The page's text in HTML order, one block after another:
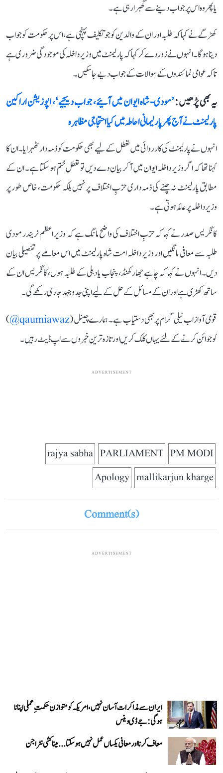
یا پھر وہ اس پر جواب دینے سے گھبرا رہی ہے۔
کھڑگے نے کہا کہ طلبہ اور ان کے والدین کو جو تکلیف پہنچی ہے، اس پر حکومت کو جواب
دینا ہوگا۔ انہوں نے زور دے کر کہا کہ پارلیمنٹ میں وزیر داخلہ کی موجودگی ضروری ہے
تاکہ عوامی نمائندوں کے سوالات کے جواب دیے جا سکیں۔
یہ بھی پڑھیں :’مودی-شاہ ایوان میں آئیے، جواب دیجیے‘، اپوزیشن اراکین
پارلیمنٹ نے آج پھر پارلیمانی احاطہ میں کیا احتجاجی مظاہرہ
انہوں نے پارلیمنٹ کی کارروائی میں تعطل کے لیے بھی حکومت کو ذمہ دار ٹھہرایا۔ ان کا
کہنا تھا کہ اگر وزیر داخلہ ایوان میں آ کر بیان دے دیں تو تعطل ختم ہو سکتا ہے۔ ان کے
مطابق پارلیمنٹ نہ چلنے کی ذمہ داری حزبِ اختلاف پر نہیں بلکہ حکومت، خاص طور پر
وزیر داخلہ پر عائد ہوتی ہے۔
کانگریس صدر نے کہا کہ حزبِ اختلاف کی واضح مانگ ہے کہ وزیر اعظم نریندر مودی
طلبہ سے معافی مانگیں اور وزیر داخلہ امت شاہ پارلیمنٹ میں اس معاملے پر تفصیلی بیان
دیں۔ انہوں نے کہا کہ چاہے جھارکھنڈ، پنجاب یا دہلی کے طلبہ ہوں، کانگریس ان کے
ساتھ کھڑی ہے اور ان کے مسائل کے حل کے لیے اپنی جدوجہد جاری رکھے گی۔
قومی آواز اب ٹیلی گرام پر بھی دستیاب ہے۔ ہمارے چینل (qaumiawaz@
)
کو جوائن کرنے کے لئے یہاں کلک کریں اور تازہ ترین خبروں سے اپ ڈیٹ رہیں۔
ADVERTISEMENT
PM MODI
PARLIAMENT
rajya sabha
mallikarjun kharge
Apology
Comment(s)
ADVERTISEMENT
ایران سے مذاکرات آسان نہیں، امریکہ کو متوازن حکمتِ عملی اپنانا
ہوگی: جے ڈی وینس
معاف کرنا اور معافی یکساں عمل نہیں ہو سکتا... میناکشی نٹراجن